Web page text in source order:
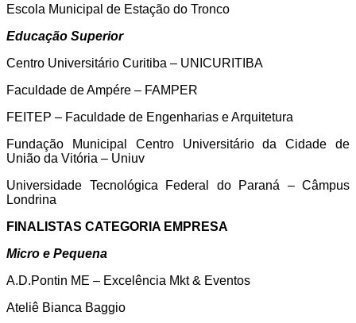
Escola Municipal de Estação do Tronco
Educação Superior
Centro Universitário Curitiba – UNICURITIBA
Faculdade de Ampére – FAMPER
FEITEP – Faculdade de Engenharias e Arquitetura
Fundação Municipal Centro Universitário da Cidade de
União da Vitória – Uniuv
Universidade Tecnológica Federal do Paraná – Câmpus
Londrina
FINALISTAS CATEGORIA EMPRESA
Micro e Pequena
A.D.Pontin ME – Excelência Mkt & Eventos
Ateliê Bianca Baggio